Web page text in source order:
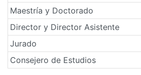
Maestría y Doctorado
Director y Director Asistente
Jurado
Consejero de Estudios